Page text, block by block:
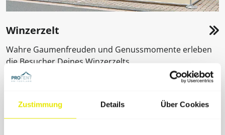
Zustimmung Details Über Cookies
Winzerzelt
Wahre Gaumenfreuden und Genussmomente erleben
die Besucher Deines Winzerzelts.